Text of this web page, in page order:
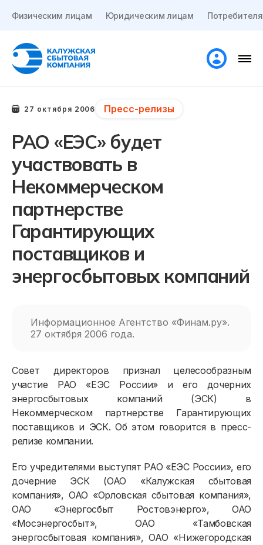
Физическим лицам Юридическим лицам
27 октября 2006 Пресс-релизы
РАО «ЕЭС» будет
участвовать в
Некоммерческом
партнерстве
Гарантирующих
поставщиков и
энергосбытовых компаний
Информационное Агентство «Финам.ру».
27 октября 2006 года.
Совет директоров признал целесообразным
участие РАО «ЕЭС России» и его дочерних
энергосбытовых компаний (ЭСК) в
Некоммерческом партнерстве Гарантирующих
поставщиков и ЭСК. Об этом говорится в пресс-
релизе компании.
Его учредителями выступят РАО «ЕЭС России», его
дочерние ЭСК (ОАО «Калужская сбытовая
компания», ОАО «Орловская сбытовая компания»,
ОАО «Энергосбыт Ростовэнерго», ОАО
«Мосэнергосбыт», ОАО «Тамбовская
энергосбытовая компания», ОАО «Нижегородская